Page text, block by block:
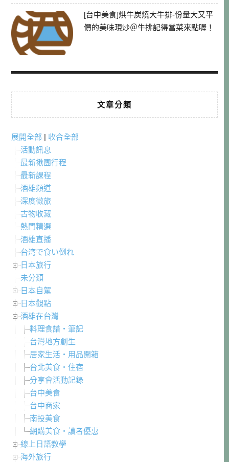
[台中美食]烘牛炭燒大牛排-份量大又平
價的美味現炒＠牛排記得當菜來點喔！
文章分類
展開全部 | 收合全部
活動訊息
最新揪團行程
最新課程
酒雄頻道
深度微旅
古物收藏
熱門精選
酒雄直播
台湾で食い倒れ
日本旅行
未分類
日本自駕
日本觀點
酒雄在台灣
料理食譜・筆記
台灣地方創生
居家生活・用品開箱
台北美食・住宿
分享會活動記錄
台中美食
台中商家
南投美食
網購美食・讀者優惠
線上日語教學
海外旅行